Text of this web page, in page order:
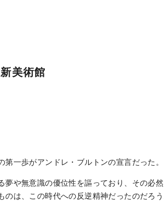
美術館
一歩がアンドレ・ブルトンの宣言だった。
夢や無意識の優位性を謳っており、その必
は、この時代への反逆精神だったのだろう